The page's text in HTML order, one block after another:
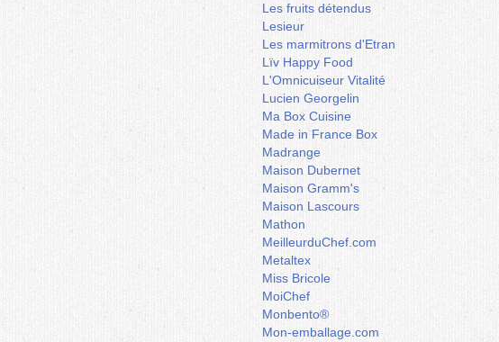
Les fruits détendus
Lesieur
Les marmitrons d'Etran
Lïv Happy Food
L'Omnicuiseur Vitalité
Lucien Georgelin
Ma Box Cuisine
Made in France Box
Madrange
Maison Dubernet
Maison Gramm's
Maison Lascours
Mathon
MeilleurduChef.com
Metaltex
Miss Bricole
MoiChef
Monbento®
Mon-emballage.com